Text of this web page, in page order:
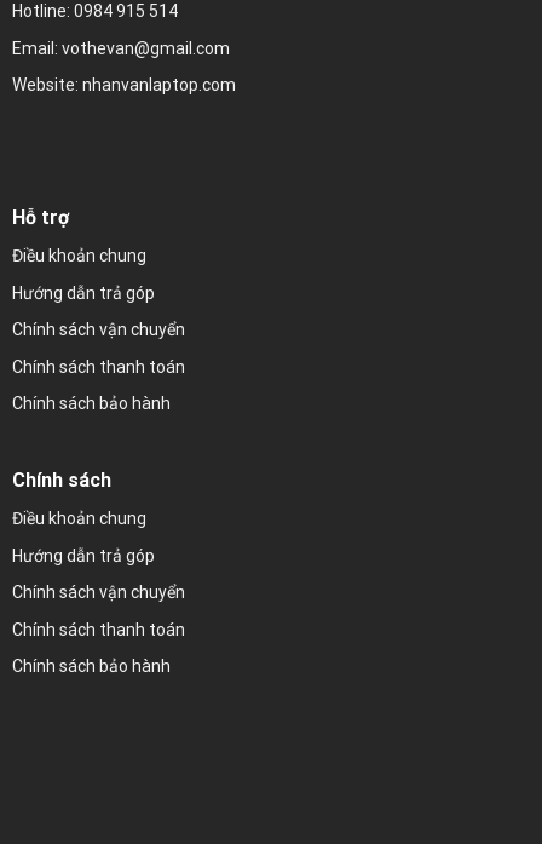
Hotline: 0984 915 514
Email: vothevan@gmail.com
Website: nhanvanlaptop.com
Hỗ trợ
Điều khoản chung
Hướng dẫn trả góp
Chính sách vận chuyển
Chính sách thanh toán
Chính sách bảo hành
Chính sách
Điều khoản chung
Hướng dẫn trả góp
Chính sách vận chuyển
Chính sách thanh toán
Chính sách bảo hành